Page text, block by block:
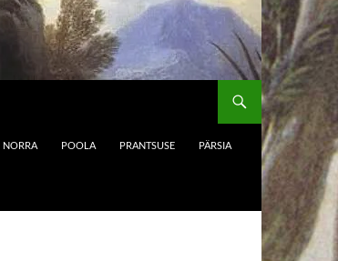
NORRA POOLA PRANTSUSE PÄRSIA